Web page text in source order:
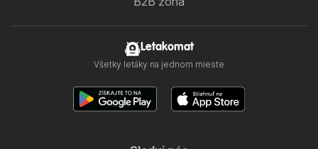
Letakomat
Všetky letáky na jednom mieste